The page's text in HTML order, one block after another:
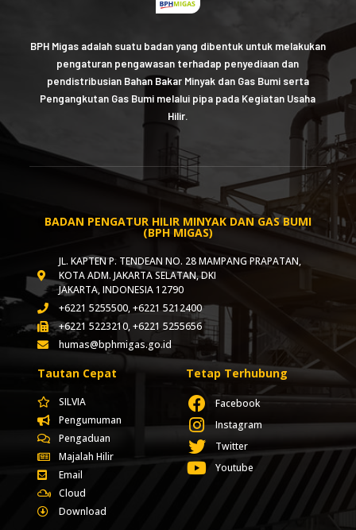
BPH Migas adalah suatu badan yang dibentuk untuk melakukan
pengaturan pengawasan terhadap penyediaan dan
pendistribusian Bahan Bakar Minyak dan Gas Bumi serta
Pengangkutan Gas Bumi melalui pipa pada Kegiatan Usaha
Hilir.
BADAN PENGATUR HILIR MINYAK DAN GAS BUMI
(BPH MIGAS)
JL. KAPTEN P. TENDEAN NO. 28 MAMPANG PRAPATAN,
KOTA ADM. JAKARTA SELATAN, DKI
JAKARTA, INDONESIA 12790
+6221 5255500, +6221 5212400
+6221 5223210, +6221 5255656
humas@bphmigas.go.id
Tautan Cepat
SILVIA
Pengumuman
Pengaduan
Majalah Hilir
Email
Cloud
Download
Tetap Terhubung
Facebook
Instagram
Twitter
Youtube